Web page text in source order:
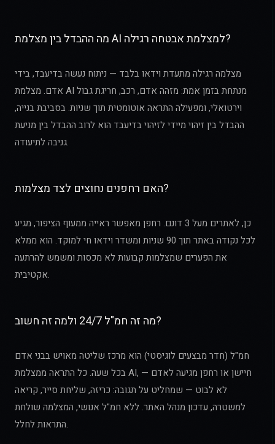
מה ההבדל בין מצלמת AI למצלמת אבטחה רגילה?
מצלמה רגילה מתעדת וידאו בלבד — ניתוח נעשה בדיעבד, בידי
אדם. מצלמת AI מנתחת בזמן אמת: מזהה אדם, רכב, חריגת גבול
וירטואלי, ומפעילה התראה אוטומטית תוך שניות. בסביבת בנייה,
ההבדל בין זיהוי מיידי לזיהוי בדיעבד הוא לרוב ההבדל בין מניעת
גניבה לתיעודה.
האם רחפנים נחוצים לצד מצלמות?
כן, לאתרים מעל 3 דונם. רחפן מאפשר ראייה ממעוף הציפור, מגיע
לכל נקודה באתר תוך 90 שניות ומשדר וידאו חי למוקד. הוא ממלא
את הפערים שמצלמות קבועות לא מכסות ומשמש להרתעה
אקטיבית.
מה זה חמ"ל 24/7 ולמה זה חשוב?
חמ"ל (חדר מבצעים לוגיסטי) הוא מרכז שליטה מאויש בבני אדם
בכל שעה. כל התראה ממצלמת AI, חיישן או רחפן מגיעה לאדם —
לא לבוט — שמחליט על תגובה: כריזה, שליחת סייר, קריאה
למשטרה, עדכון מנהל האתר. ללא חמ"ל אנושי, המצלמה שולחת
התראות לחלל.